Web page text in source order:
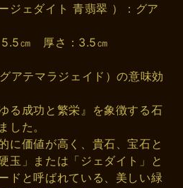
ジェダイト 青翡翠 ）：グア
㎝ 厚さ：3.5㎝
アテマラジェイド）の意味効
る成功と繁栄』を象徴する石
した。
に価値が高く、貴石、宝石と
玉」または「ジェダイト」と
ドと呼ばれている、美しい緑